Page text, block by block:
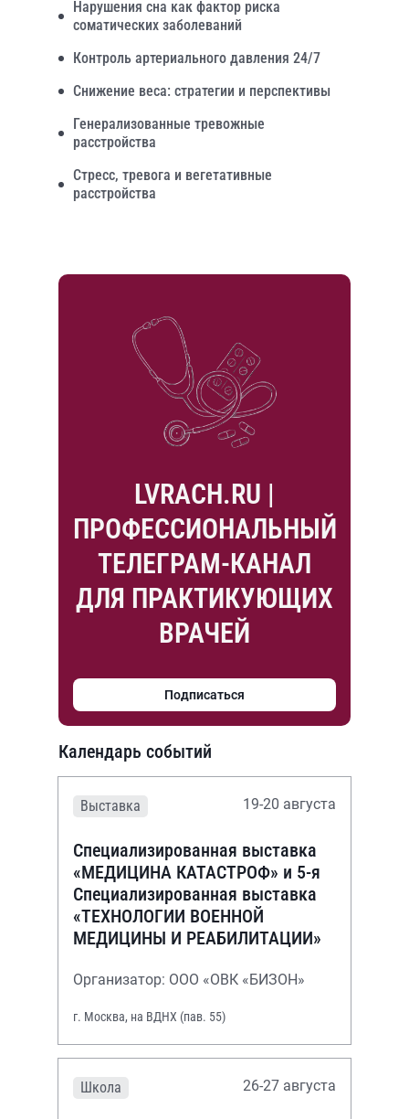
Нарушения сна как фактор риска
соматических заболеваний
Контроль артериального давления 24/7
Снижение веса: стратегии и перспективы
Генерализованные тревожные
расстройства
Стресс, тревога и вегетативные
расстройства
LVRACH.RU |
ПРОФЕССИОНАЛЬНЫЙ
ТЕЛЕГРАМ-КАНАЛ
ДЛЯ ПРАКТИКУЮЩИХ
ВРАЧЕЙ
Подписаться
Календарь событий
Выставка 19-20 августа
Специализированная выставка
«МЕДИЦИНА КАТАСТРОФ» и 5-я
Специализированная выставка
«ТЕХНОЛОГИИ ВОЕННОЙ
МЕДИЦИНЫ И РЕАБИЛИТАЦИИ»
Организатор: ООО «ОВК «БИЗОН»
г. Москва, на ВДНХ (пав. 55)
Школа 26-27 августа